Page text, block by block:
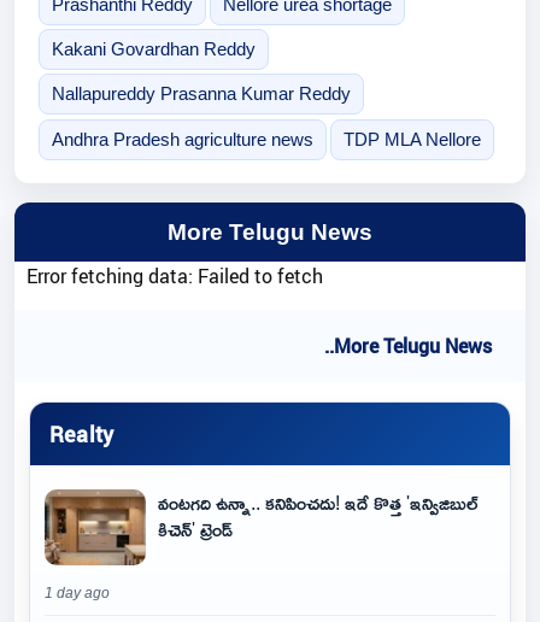
Prashanthi Reddy Nellore urea shortage
Kakani Govardhan Reddy
Nallapureddy Prasanna Kumar Reddy
Andhra Pradesh agriculture news TDP MLA Nellore
More Telugu News
Error fetching data: Failed to fetch
..More Telugu News
Realty
వంటగది ఉన్నా.. కనిపించదు! ఇదే కొత్త 'ఇన్విజిబుల్
కిచెన్' ట్రెండ్
1 day ago